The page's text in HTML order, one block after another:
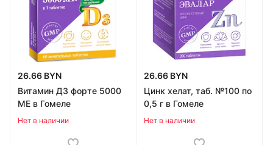
26.66 BYN
Витамин Д3 форте 5000
МЕ в Гомеле
Нет в наличии
26.66 BYN
Цинк хелат, таб. №100 по
0,5 г в Гомеле
Нет в наличии